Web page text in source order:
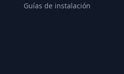
Guías de instalación